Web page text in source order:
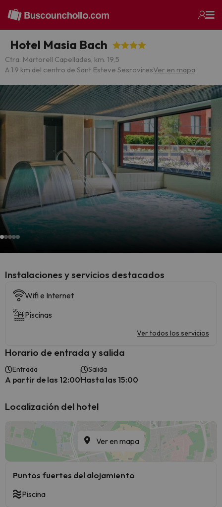
Hotel Masia Bach
Ctra. Martorell Capellades, km. 19,5
A 1.9 km del centro de Sant Esteve SesroviresVer en mapa
Instalaciones y servicios destacados
Wifi e Internet
Piscinas
Ver todos los servicios
Horario de entrada y salida
Entrada
A partir de las 12:00
Salida
Hasta las 15:00
Localización del hotel
Ver en mapa
Puntos fuertes del alojamiento
Piscina